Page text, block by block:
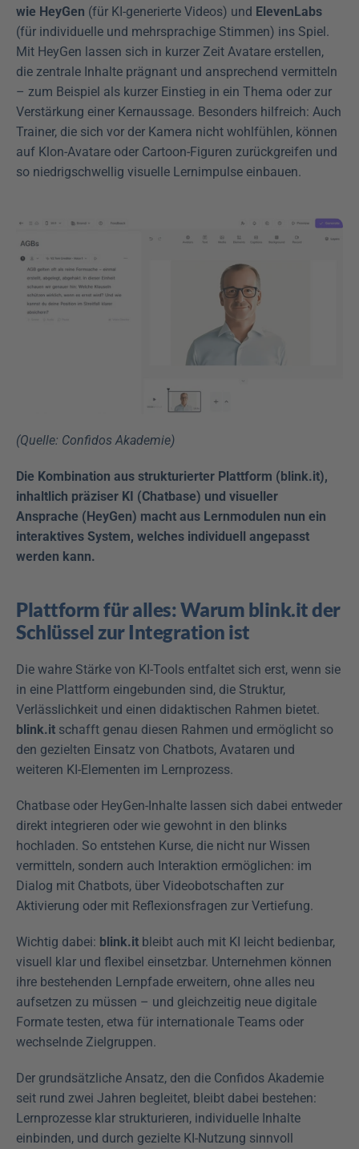
wie HeyGen (für KI-generierte Videos) und ElevenLabs
(für individuelle und mehrsprachige Stimmen) ins Spiel.
Mit HeyGen lassen sich in kurzer Zeit Avatare erstellen,
die zentrale Inhalte prägnant und ansprechend vermitteln
– zum Beispiel als kurzer Einstieg in ein Thema oder zur
Verstärkung einer Kernaussage. Besonders hilfreich: Auch
Trainer, die sich vor der Kamera nicht wohlfühlen, können
auf Klon-Avatare oder Cartoon-Figuren zurückgreifen und
so niedrigschwellig visuelle Lernimpulse einbauen.
(Quelle: Confidos Akademie)
Die Kombination aus strukturierter Plattform (blink.it),
inhaltlich präziser KI (Chatbase) und visueller
Ansprache (HeyGen) macht aus Lernmodulen nun ein
interaktives System, welches individuell angepasst
werden kann.
Plattform für alles: Warum blink.it der
Schlüssel zur Integration ist
Die wahre Stärke von KI-Tools entfaltet sich erst, wenn sie
in eine Plattform eingebunden sind, die Struktur,
blink.it schafft genau diesen Rahmen und ermöglicht so
den gezielten Einsatz von Chatbots, Avataren und
weiteren KI-Elementen im Lernprozess.
Chatbase oder HeyGen-Inhalte lassen sich dabei entweder
direkt integrieren oder wie gewohnt in den blinks
hochladen. So entstehen Kurse, die nicht nur Wissen
vermitteln, sondern auch Interaktion ermöglichen: im
Dialog mit Chatbots, über Videobotschaften zur
Aktivierung oder mit Reflexionsfragen zur Vertiefung.
Wichtig dabei: blink.it bleibt auch mit KI leicht bedienbar,
visuell klar und flexibel einsetzbar. Unternehmen können
ihre bestehenden Lernpfade erweitern, ohne alles neu
aufsetzen zu müssen – und gleichzeitig neue digitale
Formate testen, etwa für internationale Teams oder
wechselnde Zielgruppen.
Der grundsätzliche Ansatz, den die Confidos Akademie
seit rund zwei Jahren begleitet, bleibt dabei bestehen:
Lernprozesse klar strukturieren, individuelle Inhalte
einbinden, und durch gezielte KI-Nutzung sinnvoll